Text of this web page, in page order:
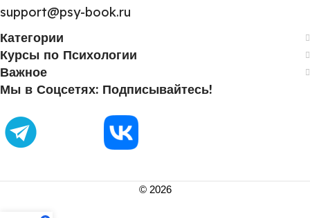
support@psy-book.ru
Категории
Курсы по Психологии
Важное
Мы в Соцсетях: Подписывайтесь!
© 2026